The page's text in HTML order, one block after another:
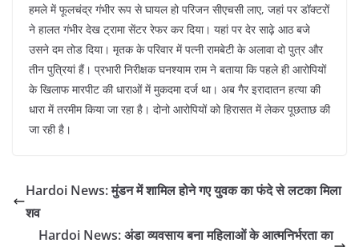
हमले में फूलचंद्र गंभीर रूप से घायल हो परिजन सीएचसी लाए, जहां पर डॉक्टरों
ने हालत गंभीर देख ट्रामा सेंटर रेफर कर दिया। यहां पर देर साढ़े आठ बजे
उसने दम तोड दिया। मृतक के परिवार में पत्नी रामबेटी के अलावा दो पुत्र और
तीन पुत्रियां हैं। प्रभारी निरीक्षक घनश्याम राम ने बताया कि पहले ही आरोपियों
के खिलाफ मारपीट की धाराओं में मुकदमा दर्ज था। अब गैर इरादातन हत्या की
धारा में तरमीम किया जा रहा है। दोनो आरोपियों को हिरासत में लेकर पूछताछ की
जा रही है।
Hardoi News: मुंडन में शामिल होने गए युवक का फंदे से लटका मिला
शव
Hardoi News: अंडा व्यवसाय बना महिलाओं के आत्मनिर्भरता का